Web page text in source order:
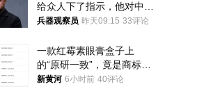
给众人下了指示，他对中国
和中乌关系，显然又有了新
兵器观察员 昨天09:15 33评论
一款红霉素眼膏盒子上
的“原研一致”，竟是商标！
律师：极易误导消费者；网
新黄河 6小时前 40评论